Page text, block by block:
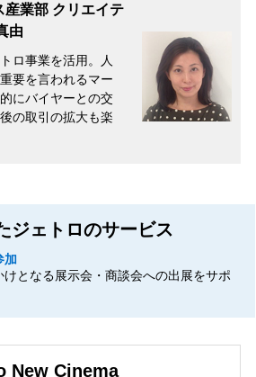
産業部 クリエイテ
由
ロ事業を活用。人
要を言われるマー
にバイヤーとの交
の取引の拡大も楽
ジェトロのサービス
加
となる展示会・商談会への出展をサポ
New Cinema